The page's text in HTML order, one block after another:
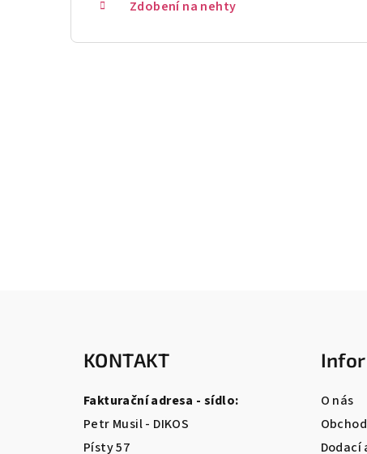
Zdobení na nehty
KONTAKT
Fakturační adresa - sídlo:
Petr Musil - DIKOS
Písty 57
O nás